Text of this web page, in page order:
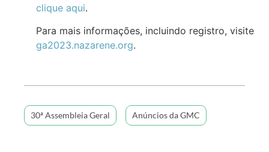
clique aqui.
Para mais informações, incluindo registro, visite
ga2023.nazarene.org.
30ª Assembleia Geral Anúncios da GMC